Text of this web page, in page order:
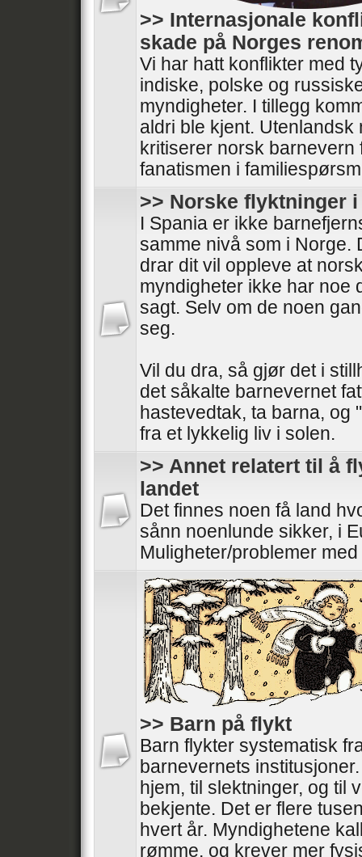
>> Internasjonale
skade på Norges
Vi har hatt konflikter med
indiske, polske og
myndigheter. I tillegg
aldri ble kjent. Utenlandsk
kritiserer norsk barnevern
fanatismen i
>> Norske flyktninger i
I Spania er ikke
samme nivå som i Norge.
drar dit vil oppleve at
myndigheter ikke har noe
sagt. Selv om de noen
seg.
Vil du dra, så gjør det i
det såkalte barnevernet
hastevedtak, ta barna, og
fra et lykkelig liv i solen.
>> Annet relatert til å
landet
Det finnes noen få land
sånn noenlunde sikker, i
Muligheter/problemer
>> Barn på flykt
Barn flykter systematisk
barnevernets
hjem, til slektninger, og til
bekjente. Det er flere
hvert år. Myndighetene
rømme, og krever mer